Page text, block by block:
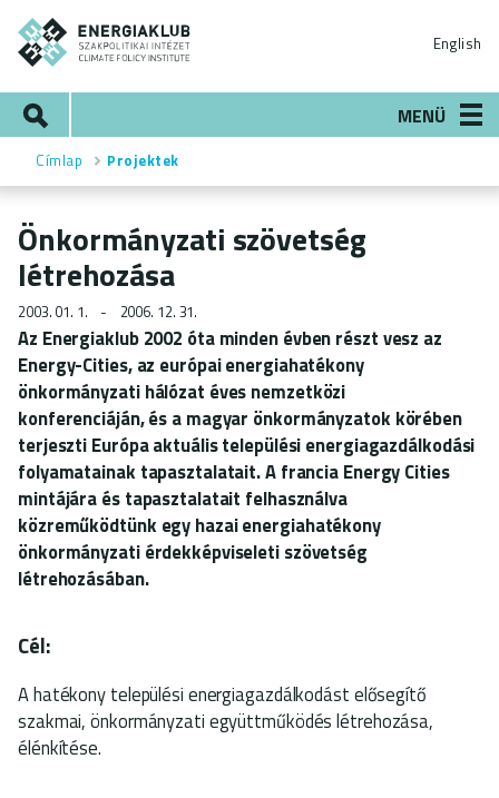
Ugrás
tartalomra
English
MENÜ
Morzsa
Címlap Projektek
Önkormányzati szövetség
létrehozása
2003. 01. 1. 2006. 12. 31.
Az Energiaklub 2002 óta minden évben részt vesz az
Energy-Cities, az európai energiahatékony
önkormányzati hálózat éves nemzetközi
konferenciáján, és a magyar önkormányzatok körében
terjeszti Európa aktuális települési energiagazdálkodási
folyamatainak tapasztalatait. A francia Energy Cities
mintájára és tapasztalatait felhasználva
közreműködtünk egy hazai energiahatékony
önkormányzati érdekképviseleti szövetség
létrehozásában.
Cél:
A hatékony települési energiagazdálkodást elősegítő
szakmai, önkormányzati együttműködés létrehozása,
élénkítése.